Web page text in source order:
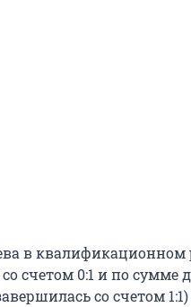
в
счетом 0:1 и по сумме
со счетом